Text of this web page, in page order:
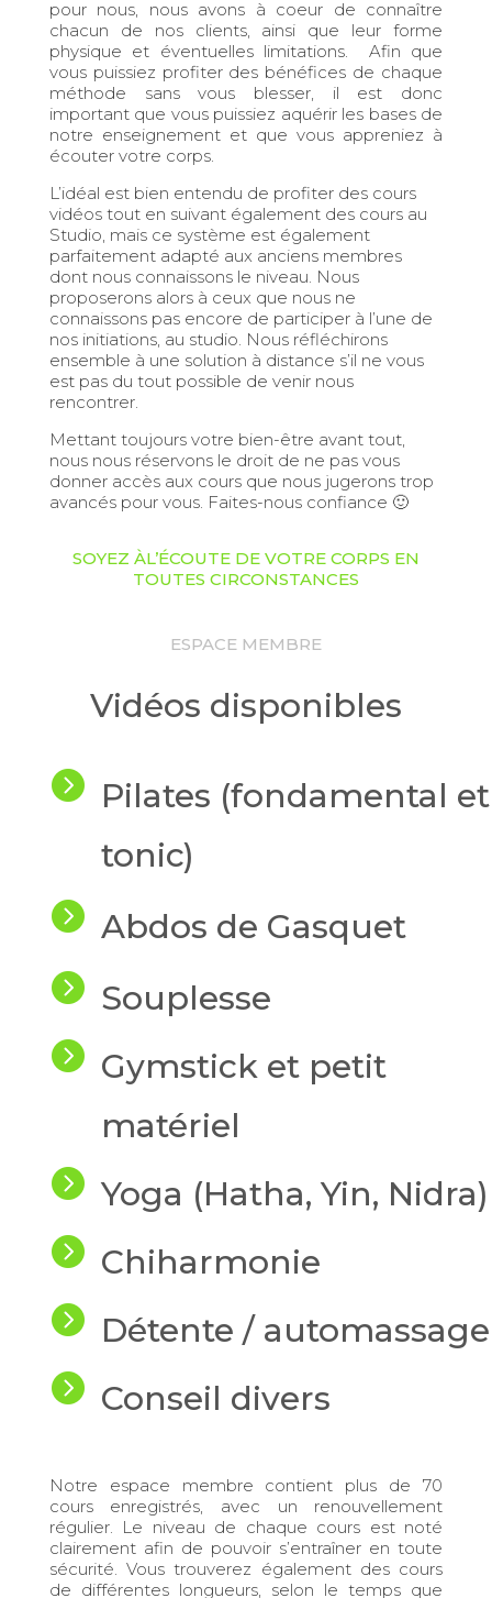
pour nous, nous avons à coeur de connaître
chacun de nos clients, ainsi que leur forme
physique et éventuelles limitations. Afin que
vous puissiez profiter des bénéfices de chaque
méthode sans vous blesser, il est donc
important que vous puissiez aquérir les bases de
notre enseignement et que vous appreniez à
écouter votre corps.
L’idéal est bien entendu de profiter des cours
vidéos tout en suivant également des cours au
Studio, mais ce système est également
parfaitement adapté aux anciens membres
dont nous connaissons le niveau. Nous
proposerons alors à ceux que nous ne
connaissons pas encore de participer à l’une de
nos initiations, au studio. Nous réfléchirons
ensemble à une solution à distance s’il ne vous
est pas du tout possible de venir nous
rencontrer.
Mettant toujours votre bien-être avant tout,
nous nous réservons le droit de ne pas vous
donner accès aux cours que nous jugerons trop
avancés pour vous. Faites-nous confiance 🙂
SOYEZ ÀL’ÉCOUTE DE VOTRE CORPS EN
TOUTES CIRCONSTANCES
ESPACE MEMBRE
Vidéos disponibles
 Pilates (fondamental et
tonic)
 Abdos de Gasquet
 Souplesse
 Gymstick et petit
matériel
 Yoga (Hatha, Yin, Nidra)
 Chiharmonie
 Détente / automassage
 Conseil divers
Notre espace membre contient plus de 70
cours enregistrés, avec un renouvellement
régulier. Le niveau de chaque cours est noté
clairement afin de pouvoir s’entraîner en toute
sécurité. Vous trouverez également des cours
de différentes longueurs, selon le temps que